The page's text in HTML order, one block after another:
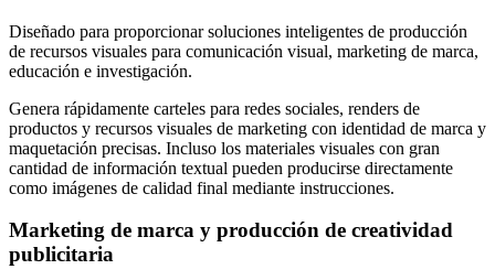
Diseñado para proporcionar soluciones inteligentes de producción
de recursos visuales para comunicación visual, marketing de marca,
educación e investigación.
Genera rápidamente carteles para redes sociales, renders de
productos y recursos visuales de marketing con identidad de marca y
maquetación precisas. Incluso los materiales visuales con gran
cantidad de información textual pueden producirse directamente
como imágenes de calidad final mediante instrucciones.
Marketing de marca y producción de creatividad
publicitaria